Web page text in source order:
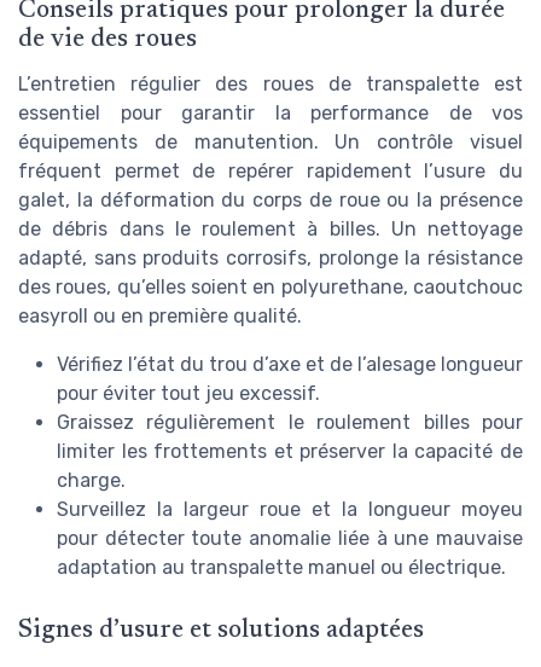
Conseils pratiques pour prolonger la durée
de vie des roues
L’entretien régulier des roues de transpalette est
essentiel pour garantir la performance de vos
équipements de manutention. Un contrôle visuel
fréquent permet de repérer rapidement l’usure du
galet, la déformation du corps de roue ou la présence
de débris dans le roulement à billes. Un nettoyage
adapté, sans produits corrosifs, prolonge la résistance
des roues, qu’elles soient en polyurethane, caoutchouc
easyroll ou en première qualité.
Vérifiez l’état du trou d’axe et de l’alesage longueur
pour éviter tout jeu excessif.
Graissez régulièrement le roulement billes pour
limiter les frottements et préserver la capacité de
charge.
Surveillez la largeur roue et la longueur moyeu
pour détecter toute anomalie liée à une mauvaise
adaptation au transpalette manuel ou électrique.
Signes d’usure et solutions adaptées